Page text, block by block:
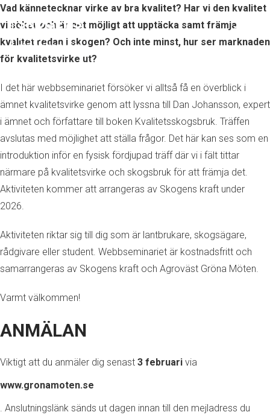
Vad kännetecknar virke av bra kvalitet? Har vi den kvalitet
vi söker och är det möjligt att upptäcka samt främja
kvalitet redan i skogen? Och inte minst, hur ser marknaden
för kvalitetsvirke ut?
I det här webbseminariet försöker vi alltså få en överblick i
ämnet kvalitetsvirke genom att lyssna till Dan Johansson, expert
i ämnet och författare till boken Kvalitetsskogsbruk. Träffen
avslutas med möjlighet att ställa frågor. Det här kan ses som en
introduktion inför en fysisk fördjupad träff där vi i fält tittar
närmare på kvalitetsvirke och skogsbruk för att främja det.
Aktiviteten kommer att arrangeras av Skogens kraft under
2026.
Aktiviteten riktar sig till dig som är lantbrukare, skogsägare,
rådgivare eller student. Webbseminariet är kostnadsfritt och
samarrangeras av Skogens kraft och Agroväst Gröna Möten.
Varmt välkommen!
ANMÄLAN
Viktigt att du anmäler dig senast 3 februari via
www.gronamoten.se
. Anslutningslänk sänds ut dagen innan till den mejladress du